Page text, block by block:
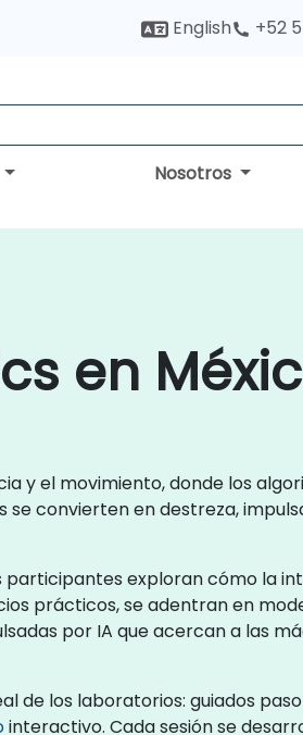
English +52
Nosotros
en
y el movimiento, donde los
convierten en destreza,
exploran cómo la
prácticos, se adentran en
por IA que acercan a las
de los laboratorios: guiados
interactivo. Cada sesión se